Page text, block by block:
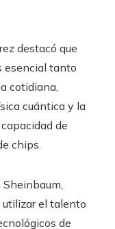
destacó que
esencial tanto
cotidiana,
cuántica y la
de
chips.
el talento
de